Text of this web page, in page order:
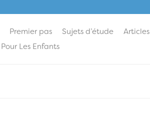
Premier pas Sujets d’étude Articles
Pour Les Enfants